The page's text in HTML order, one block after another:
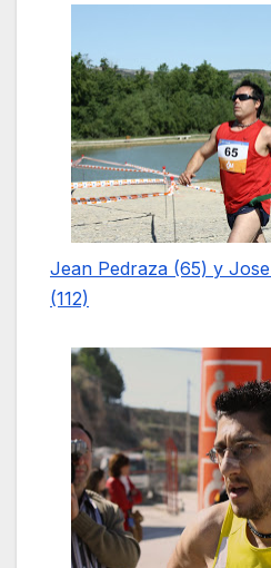
Jean Pedraza (65) y
(112)